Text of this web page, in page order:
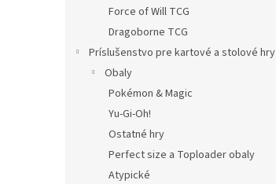
Force of Will TCG
Dragoborne TCG
Príslušenstvo pre kartové a stolové hry
Obaly
Pokémon & Magic
Yu-Gi-Oh!
Ostatné hry
Perfect size a Toploader obaly
Atypické